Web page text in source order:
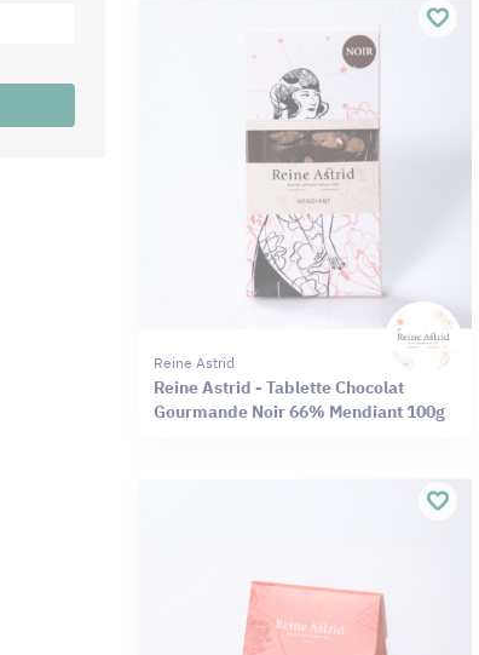
Reine Astrid
Reine Astrid - Tablette Chocolat
Gourmande Noir 66% Mendiant 100g